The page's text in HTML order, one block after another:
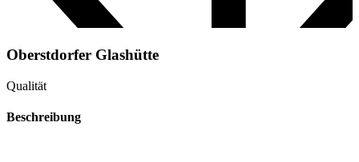
Oberstdorfer Glashütte
Qualität
Beschreibung